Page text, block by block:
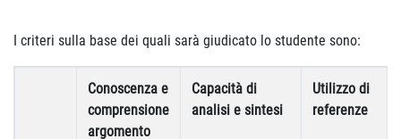
I criteri sulla base dei quali sarà giudicato lo studente sono:
Conoscenza e
comprensione
argomento
Capacità di
analisi e sintesi
Utilizzo di
referenze